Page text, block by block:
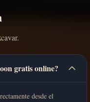
gratis online?
desde el